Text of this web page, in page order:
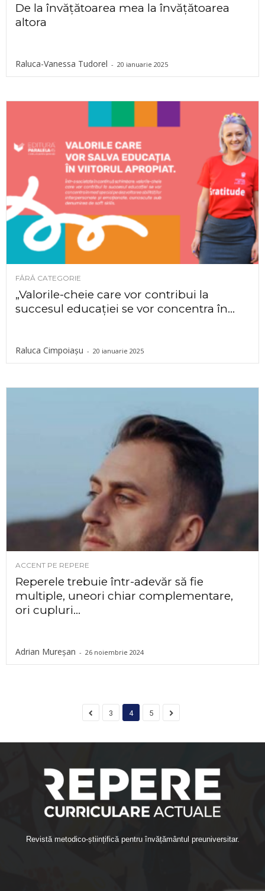
De la învățătoarea mea la învățătoarea
altora
Raluca-Vanessa Tudorel - 20 ianuarie 2025
FĂRĂ CATEGORIE
„Valorile-cheie care vor contribui la
succesul educației se vor concentra în...
Raluca Cimpoiașu - 20 ianuarie 2025
ACCENT PE REPERE
Reperele trebuie într-adevăr să fie
multiple, uneori chiar complementare,
ori cupluri...
Adrian Mureșan - 26 noiembrie 2024
3 4 5
Revistă metodico-științifică pentru învățământul preuniversitar.